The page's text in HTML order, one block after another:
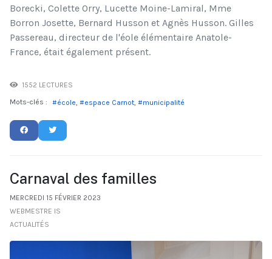
Borecki, Colette Orry, Lucette Moine-Lamiral, Mme
Borron Josette, Bernard Husson et Agnès Husson. Gilles
Passereau, directeur de l'éole élémentaire Anatole-
France, était également présent.
1552 LECTURES
Mots-clés :
école espace Carnot municipalité
Carnaval des familles
MERCREDI 15 FÉVRIER 2023
WEBMESTRE IS
ACTUALITÉS